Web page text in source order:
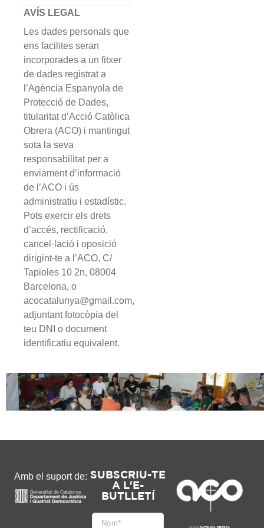
AVÍS LEGAL
Les dades personals que
ens facilites seran
incorporades a un fitxer
de dades registrat a
l’Agència Espanyola de
Protecció de Dades,
titularitat d’Acció Catòlica
Obrera (ACO) i mantingut
sota la seva
responsabilitat per a
enviament d’informació
de l’ACO i ús
administratiu i estadístic.
Pots exercir els drets
d’accés, rectificació,
cancel·lació i oposició
dirigint-te a l’ACO, C/
Tapioles 10 2n, 08004
Barcelona, o
acocatalunya@gmail.com,
adjuntant fotocòpia del
teu DNI o document
identificatiu equivalent.
Amb el suport de: SUBSCRIU-TE
A L'E-
BUTLLETÍ